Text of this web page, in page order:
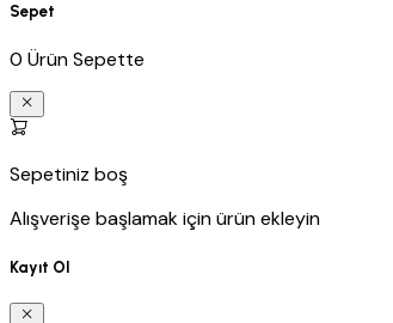
Sepet
0 Ürün Sepette
Sepetiniz boş
Alışverişe başlamak için ürün ekleyin
Kayıt Ol